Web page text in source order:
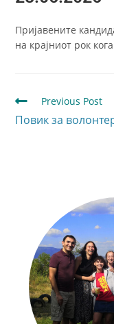
Пријавените
на крајниот рок
Previous Post
Повик за